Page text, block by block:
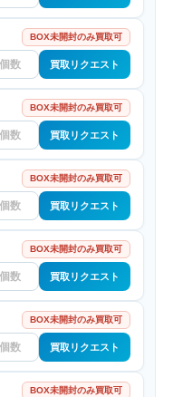
BOX未開封のみ買取可
買取リクエスト
BOX未開封のみ買取可
買取リクエスト
BOX未開封のみ買取可
買取リクエスト
BOX未開封のみ買取可
買取リクエスト
BOX未開封のみ買取可
買取リクエスト
BOX未開封のみ買取可